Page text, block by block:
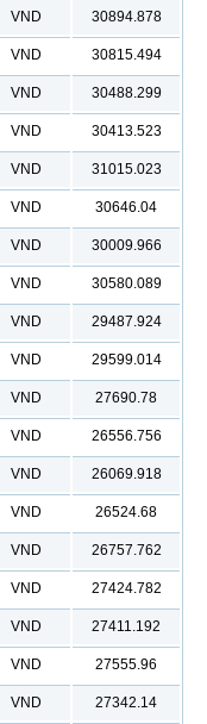
VND 30894.878
VND 30815.494
VND 30488.299
VND 30413.523
VND 31015.023
VND 30646.04
VND 30009.966
VND 30580.089
VND 29487.924
VND 29599.014
VND 27690.78
VND 26556.756
VND 26069.918
VND 26524.68
VND 26757.762
VND 27424.782
VND 27411.192
VND 27555.96
VND 27342.14